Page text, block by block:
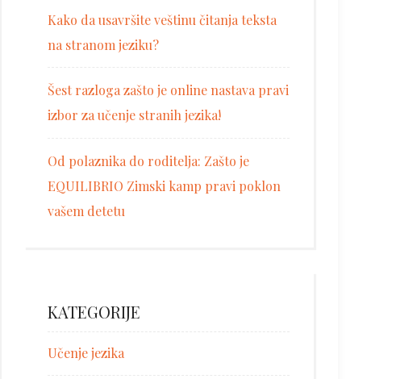
Kako da usavršite veštinu čitanja teksta
na stranom jeziku?
Šest razloga zašto je online nastava pravi
izbor za učenje stranih jezika!
Od polaznika do roditelja: Zašto je
EQUILIBRIO Zimski kamp pravi poklon
vašem detetu
KATEGORIJE
Učenje jezika